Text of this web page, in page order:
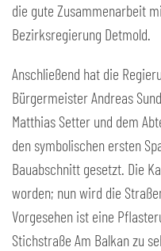
die gute Zusammenarbeit
Bezirksregierung Detmold.
Anschließend hat die
Bürgermeister Andreas
Matthias Setter und dem
den symbolischen ersten
Bauabschnitt gesetzt. Die
worden; nun wird die
Vorgesehen ist eine
Stichstraße Am Balkan zu